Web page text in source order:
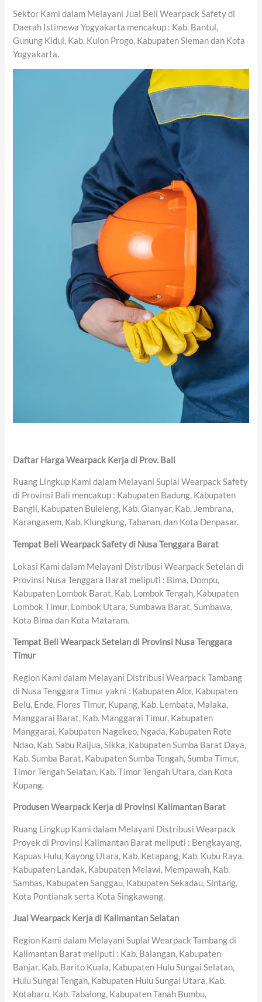
Sektor Kami dalam Melayani Jual Beli Wearpack Safety di
Daerah Istimewa Yogyakarta mencakup : Kab. Bantul,
Gunung Kidul, Kab. Kulon Progo, Kabupaten Sleman dan Kota
Yogyakarta.
Daftar Harga Wearpack Kerja di Prov. Bali
Ruang Lingkup Kami dalam Melayani Suplai Wearpack Safety
di Provinsi Bali mencakup : Kabupaten Badung, Kabupaten
Bangli, Kabupaten Buleleng, Kab. Gianyar, Kab. Jembrana,
Karangasem, Kab. Klungkung, Tabanan, dan Kota Denpasar.
Tempat Beli Wearpack Safety di Nusa Tenggara Barat
Lokasi Kami dalam Melayani Distribusi Wearpack Setelan di
Provinsi Nusa Tenggara Barat meliputi : Bima, Dompu,
Kabupaten Lombok Barat, Kab. Lombok Tengah, Kabupaten
Lombok Timur, Lombok Utara, Sumbawa Barat, Sumbawa,
Kota Bima dan Kota Mataram.
Tempat Beli Wearpack Setelan di Provinsi Nusa Tenggara
Timur
Region Kami dalam Melayani Distribusi Wearpack Tambang
di Nusa Tenggara Timur yakni : Kabupaten Alor, Kabupaten
Belu, Ende, Flores Timur, Kupang, Kab. Lembata, Malaka,
Manggarai Barat, Kab. Manggarai Timur, Kabupaten
Manggarai, Kabupaten Nagekeo, Ngada, Kabupaten Rote
Ndao, Kab. Sabu Raijua, Sikka, Kabupaten Sumba Barat Daya,
Kab. Sumba Barat, Kabupaten Sumba Tengah, Sumba Timur,
Timor Tengah Selatan, Kab. Timor Tengah Utara, dan Kota
Kupang.
Produsen Wearpack Kerja di Provinsi Kalimantan Barat
Ruang Lingkup Kami dalam Melayani Distribusi Wearpack
Proyek di Provinsi Kalimantan Barat meliputi : Bengkayang,
Kapuas Hulu, Kayong Utara, Kab. Ketapang, Kab. Kubu Raya,
Kabupaten Landak, Kabupaten Melawi, Mempawah, Kab.
Sambas, Kabupaten Sanggau, Kabupaten Sekadau, Sintang,
Kota Pontianak serta Kota Singkawang.
Jual Wearpack Kerja di Kalimantan Selatan
Region Kami dalam Melayani Suplai Wearpack Tambang di
Kalimantan Barat meliputi : Kab. Balangan, Kabupaten
Banjar, Kab. Barito Kuala, Kabupaten Hulu Sungai Selatan,
Hulu Sungai Tengah, Kabupaten Hulu Sungai Utara, Kab.
Kotabaru, Kab. Tabalong, Kabupaten Tanah Bumbu,